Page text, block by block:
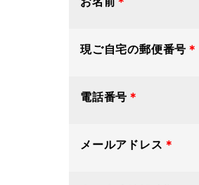
現ご自宅の郵便番号 ＊
電話番号 ＊
メールアドレス ＊